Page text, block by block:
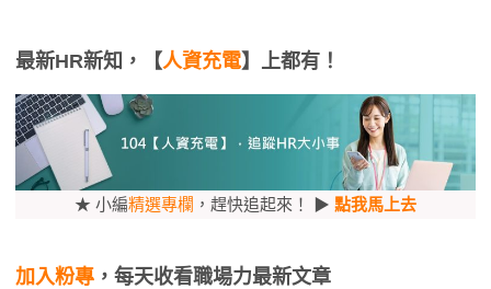
最新HR新知，【人資充電】上都有！
★ 小編精選專欄 ，趕快追起來！ ▶ 點我馬上去
加入粉專 ，每天收看職場力最新文章